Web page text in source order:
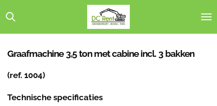
direct
hoofdinhoud
Graafmachine 3,5 ton met cabine incl. 3 bakken
(ref. 1004)
Technische specificaties